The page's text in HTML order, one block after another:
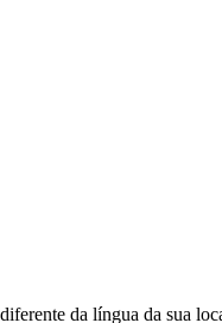
da língua da sua